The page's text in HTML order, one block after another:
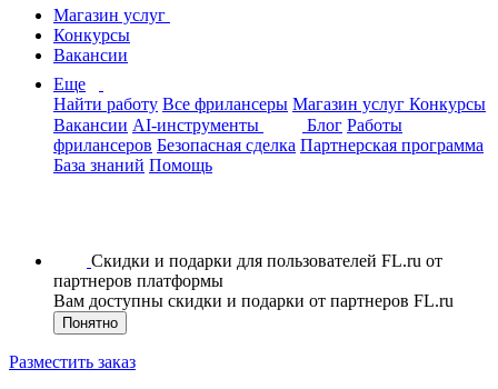
Магазин услуг
Конкурсы
Вакансии
Еще
Найти работу Все фрилансеры Магазин услуг Конкурсы
Вакансии AI-инструменты Блог Работы
фрилансеров Безопасная сделка Партнерская программа
База знаний Помощь
Скидки и подарки для пользователей FL.ru от
партнеров платформы
Вам доступны скидки и подарки от партнеров FL.ru
Понятно
Разместить заказ